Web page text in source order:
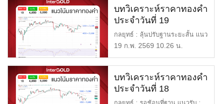
บทวิเคราะห์ราคาทองคำ
ประจำวันที่ 19
กุมภาพันธ์ 2569
กลยุทธ์ : ลุ้นปรับฐานระยะสั้น แนว
รับ : $4,850 หรือ 72,0 […]
19 ก.พ. 2569 10.26 น.
บทวิเคราะห์ราคาทองคำ
ประจำวันที่ 18
กุมภาพันธ์ 2569